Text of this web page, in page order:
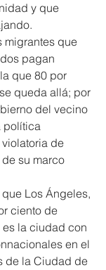
y que
migrantes que
pagan
que 80 por
queda allá; por
del vecino
política
de
su marco
Los Ángeles,
ciento de
la ciudad con
en el
de la Ciudad de